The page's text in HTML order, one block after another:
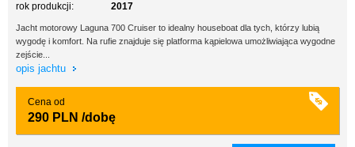
rok produkcji:
2017
Jacht motorowy Laguna 700 Cruiser to idealny houseboat dla tych, którzy lubią
wygodę i komfort. Na rufie znajduje się platforma kąpielowa umożliwiająca wygodne
zejście...
opis jachtu
Cena od
290 PLN /dobę